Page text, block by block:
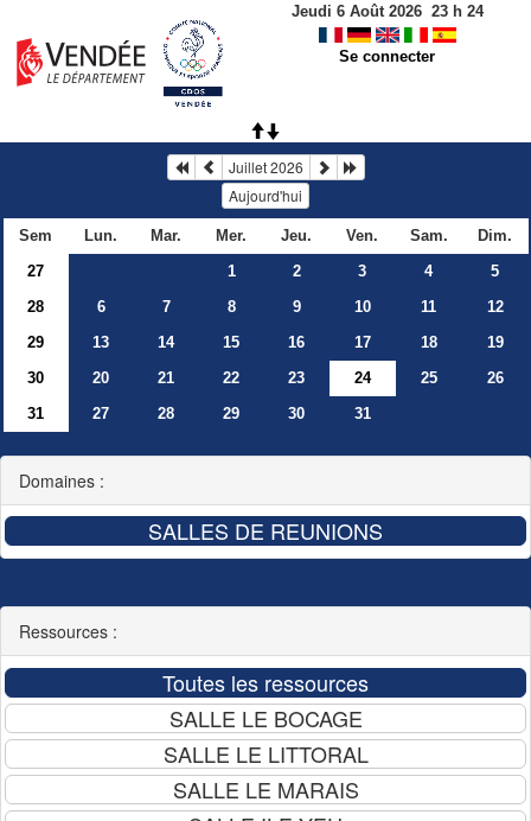
Jeudi 6 Août 2026 23h 24
Se connecter
Juillet 2026
Aujourd'hui
Sem Lun. Mar. Mer. Jeu. Ven. Sam.
Dim.
27
1 2 3 4
5
28
6 7 8 9 10 11
12
29
13 14 15 16 17 18
19
30
20 21 22 23 24 25
26
31
27 28 29 30 31
Domaines :
Ressources :